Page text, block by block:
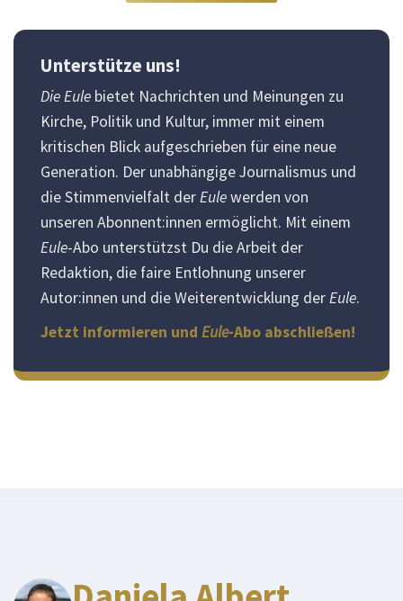
Unterstütze uns!
Die Eule bietet Nachrichten und Meinungen zu
Kirche, Politik und Kultur, immer mit einem
kritischen Blick aufgeschrieben für eine neue
Generation. Der unabhängige Journalismus und
die Stimmenvielfalt derEulewerden von
unseren Abonnent:innen ermöglicht. Mit einem
Eule-Abo unterstützst Du die Arbeit der
Redaktion, die faire Entlohnung unserer
Autor:innen und die Weiterentwicklung derEule.
Jetzt informieren und Eule-Abo abschließen!